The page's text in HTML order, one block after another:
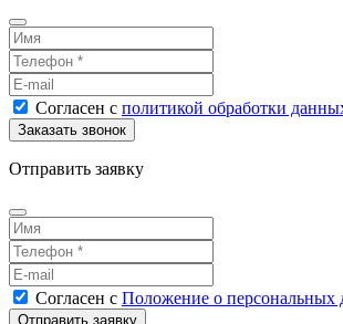
Согласен с политикой обработки
Отправить заявку
Согласен с Положение о персональных